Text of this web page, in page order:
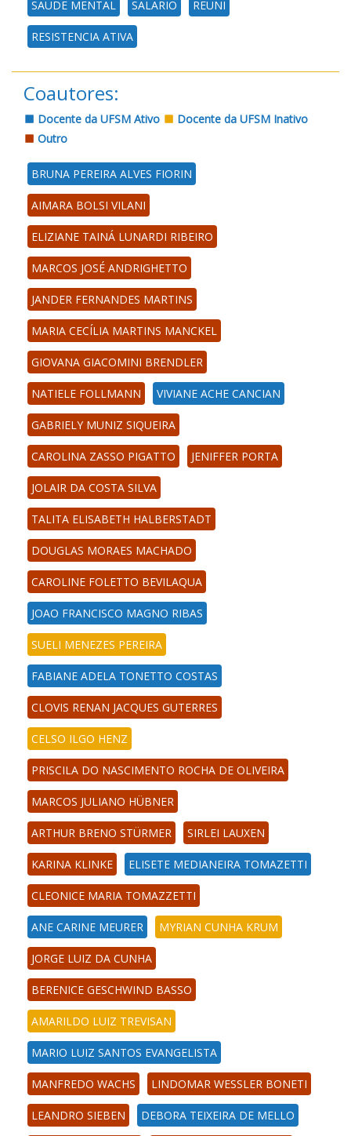
SAUDE MENTAL SALARIO REUNI
RESISTENCIA ATIVA
Coautores:
Docente da UFSM Ativo
Docente da UFSM Inativo
Outro
BRUNA PEREIRA ALVES FIORIN
AIMARA BOLSI VILANI
ELIZIANE TAINÁ LUNARDI RIBEIRO
MARCOS JOSÉ ANDRIGHETTO
JANDER FERNANDES MARTINS
MARIA CECÍLIA MARTINS MANCKEL
GIOVANA GIACOMINI BRENDLER
NATIELE FOLLMANN VIVIANE ACHE CANCIAN
GABRIELY MUNIZ SIQUEIRA
CAROLINA ZASSO PIGATTO JENIFFER PORTA
JOLAIR DA COSTA SILVA
TALITA ELISABETH HALBERSTADT
DOUGLAS MORAES MACHADO
CAROLINE FOLETTO BEVILAQUA
JOAO FRANCISCO MAGNO RIBAS
SUELI MENEZES PEREIRA
FABIANE ADELA TONETTO COSTAS
CLOVIS RENAN JACQUES GUTERRES
CELSO ILGO HENZ
PRISCILA DO NASCIMENTO ROCHA DE OLIVEIRA
MARCOS JULIANO HÜBNER
ARTHUR BRENO STÜRMER SIRLEI LAUXEN
KARINA KLINKE ELISETE MEDIANEIRA TOMAZETTI
CLEONICE MARIA TOMAZZETTI
ANE CARINE MEURER MYRIAN CUNHA KRUM
JORGE LUIZ DA CUNHA
BERENICE GESCHWIND BASSO
AMARILDO LUIZ TREVISAN
MARIO LUIZ SANTOS EVANGELISTA
MANFREDO WACHS LINDOMAR WESSLER BONETI
LEANDRO SIEBEN DEBORA TEIXEIRA DE MELLO